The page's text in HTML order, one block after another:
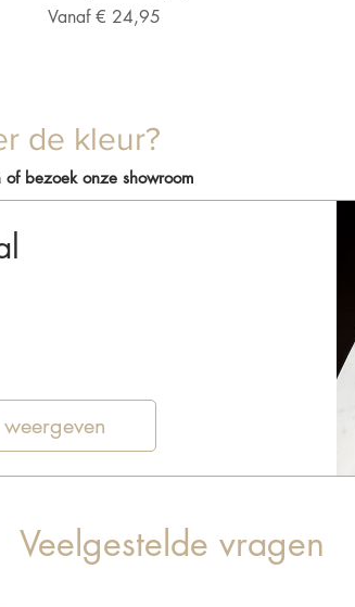
Vanaf€ 24,95
Verkoopprijs
de kleur?
bezoek onze showroom
Veelgestelde vragen